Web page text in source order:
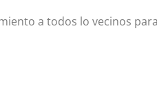
a todos lo vecinos